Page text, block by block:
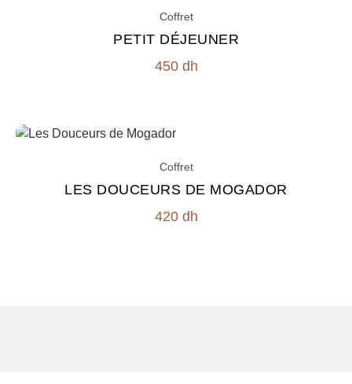
Coffret
PETIT DÉJEUNER
450 dh
Coffret
LES DOUCEURS DE MOGADOR
420 dh